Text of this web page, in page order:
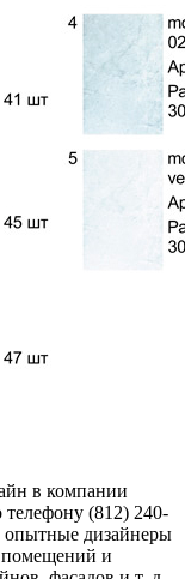
в компании
телефону (812) 240-
опытные дизайнеры
помещений и